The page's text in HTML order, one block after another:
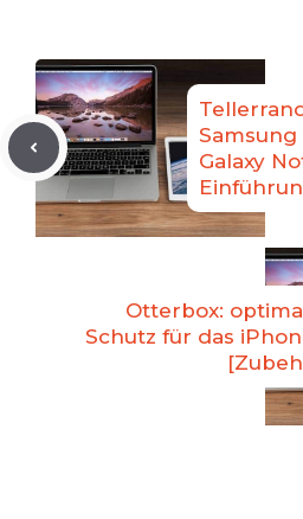
Galaxy
Otterbox:
Schutz für das